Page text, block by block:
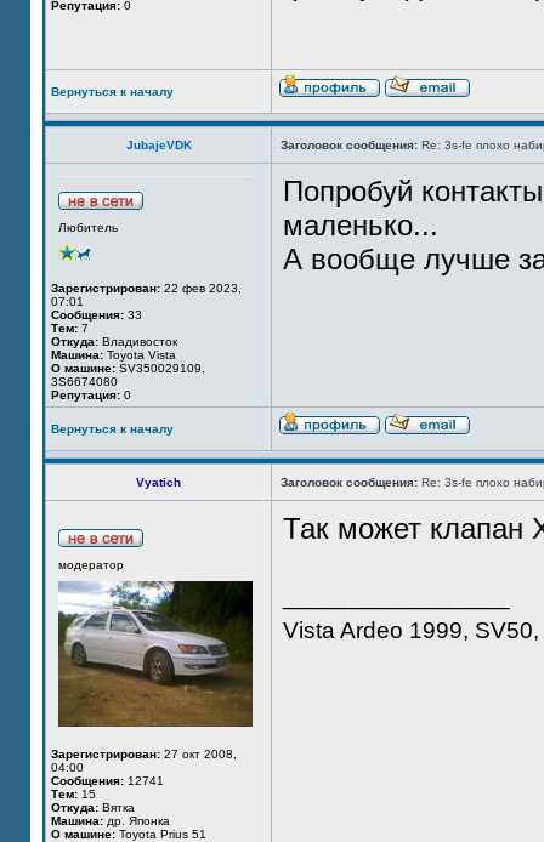
Репутация: 0
Вернуться к началу
JubajeVDK Заголовок сообщения: Re: 3s-fe плохо
Любитель
Зарегистрирован: 22 фев 2023,
07:01
Сообщения: 33
Тем: 7
Откуда: Владивосток
Машина: Toyota Vista
О машине: SV350029109,
3S6674080
Репутация: 0
Попробуй
маленько...
А вообще лучше
Вернуться к началу
Vyatich Заголовок сообщения: Re: 3s-fe плохо
модератор
Зарегистрирован: 27 окт 2008,
04:00
Сообщения: 12741
Тем: 15
Откуда: Вятка
Машина: др. Японка
О машине: Toyota Prius 51
Так может клапан
Vista Ardeo 1999,